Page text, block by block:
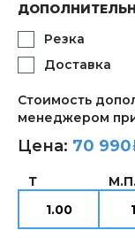
Резка
Доставка
Стоимость
менеджером
Цена: 70 990
Т